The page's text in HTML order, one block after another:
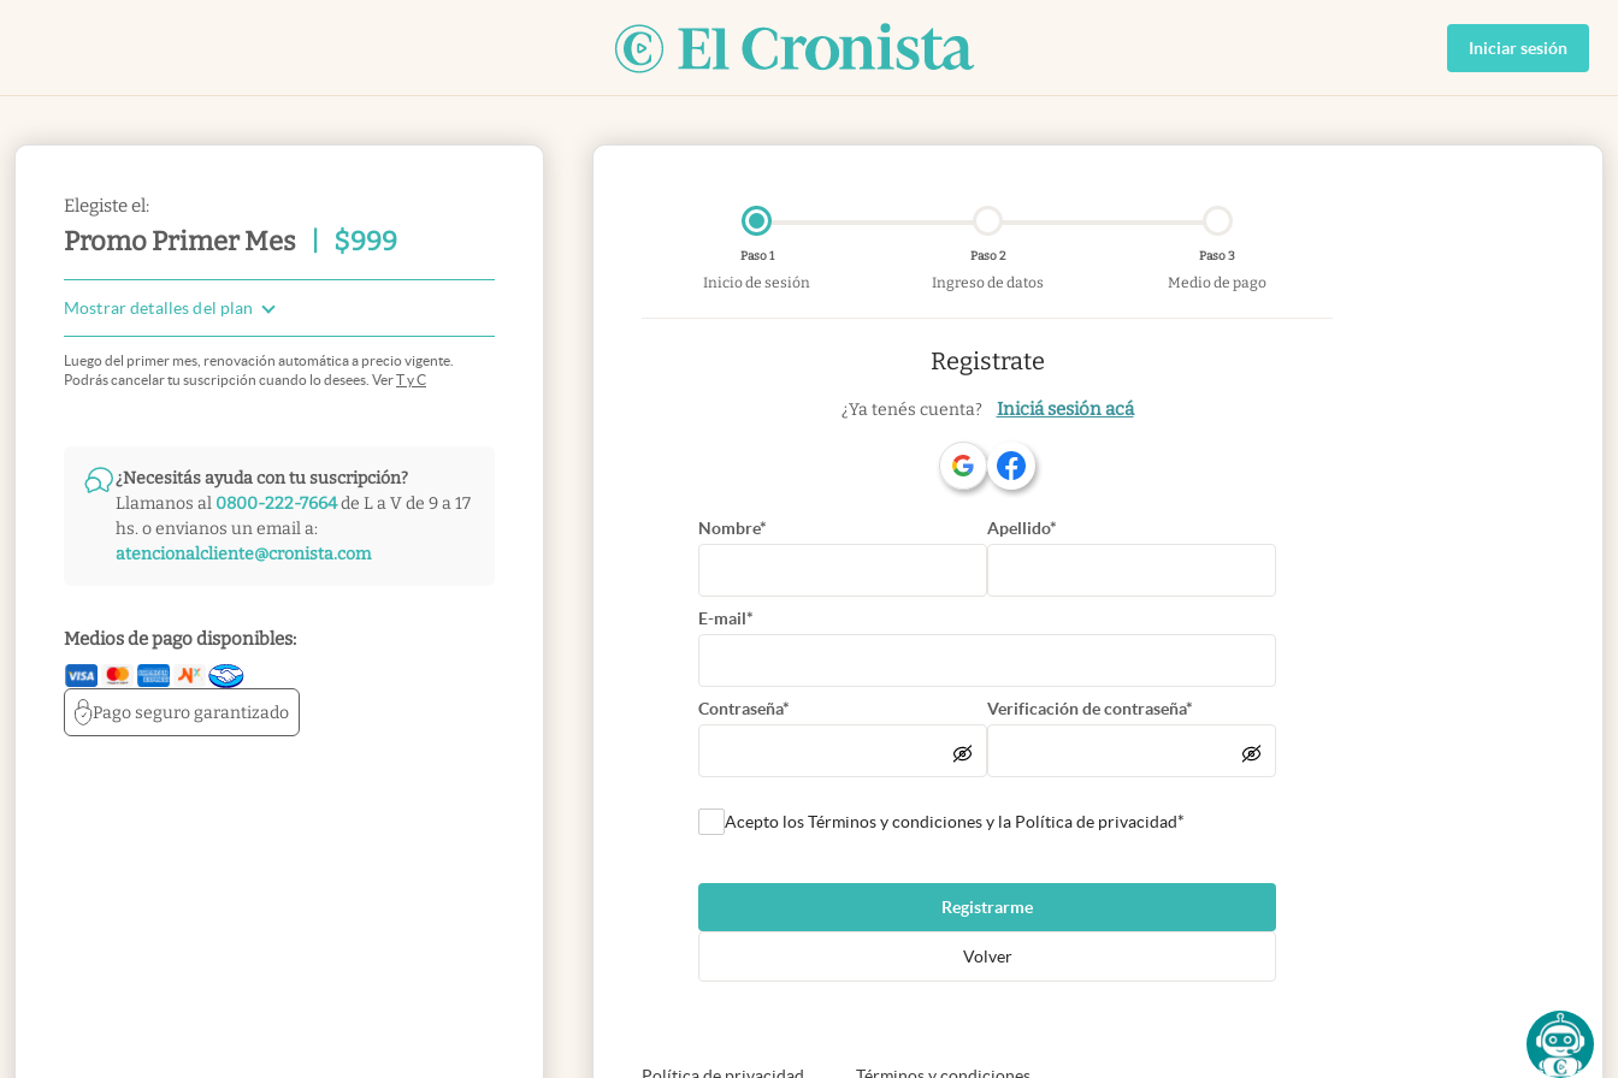
Iniciar sesión
Elegiste el:
Promo Primer Mes $999
Mostrar detalles del plan
Luego del primer mes, renovación automática a precio vigente.
Podrás cancelar tu suscripción cuando lo desees. VerT y C
¿Necesitás ayuda con tu suscripción?
Llamanos al 0800-222-7664de L a V de 9 a 17
hs. o envianos un email a:
atencionalcliente@cronista.com
Medios de pago disponibles:
Pago segurogarantizado
Paso 1
Inicio de sesión
Paso 2
Ingreso de datos
Paso 3
Medio de pago
Registrate
¿Ya tenés cuenta? Iniciá sesión acá
Nombre* Apellido*
E-mail*
Contraseña* Verificación de contraseña*
Acepto los Términos y condiciones y la Política de privacidad*
Registrarme
Volver